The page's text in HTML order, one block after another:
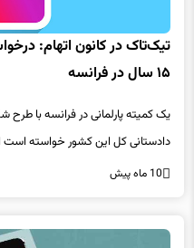
تیک‌تاک در کانون اتهام:
۱۵ سال در فرانسه
دادستانی کل این کشور خواسته است
10 ماه پیش